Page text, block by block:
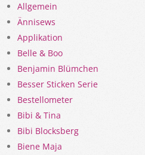
Allgemein
Ännisews
Applikation
Belle & Boo
Benjamin Blümchen
Besser Sticken Serie
Bestellometer
Bibi & Tina
Bibi Blocksberg
Biene Maja